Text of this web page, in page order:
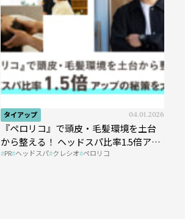
タイアップ 04.01.2026
『ペロリコ』で頭皮・毛髪環境を土台
から整える！ ヘッドスパ比率1.5倍アッ
プの秘策を大公開
PR ヘッドスパ クレシオ ペロリコ